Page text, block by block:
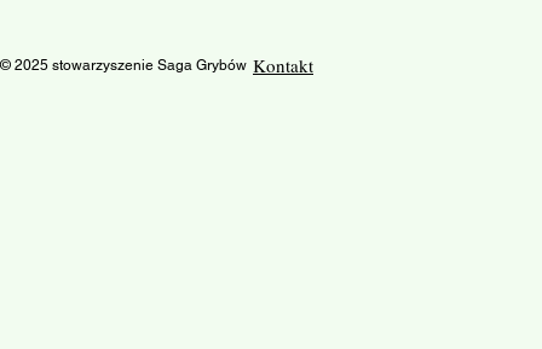
© 2025 stowarzyszenie Saga Grybów Kontakt